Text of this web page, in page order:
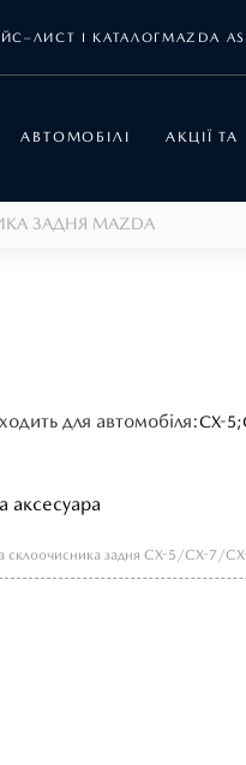
І КАТАЛОГMAZDA
АВТОМОБІЛІ АКЦІЇ
ЗАДНЯ MAZDA
для автомобіля:CX-5;
аксесуара
склоочисника задня CX-5/CX-7/